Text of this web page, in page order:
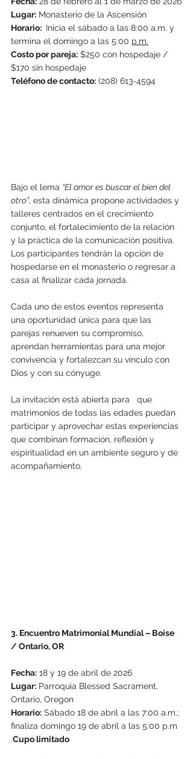
Lugar: Monasterio de la Ascensión
Horario: Inicia el sábado a las 8:00 a.m. y
termina el domingo a las 5:00 p.m.
Costo por pareja: $250 con hospedaje /
$170 sin hospedaje
Teléfono de contacto: (208) 613-4594
Bajo el lema “El amor es buscar el bien del
otro”, esta dinámica propone actividades y
talleres centrados en el crecimiento
conjunto, el fortalecimiento de la relación
y la práctica de la comunicación positiva.
Los participantes tendrán la opción de
hospedarse en el monasterio o regresar a
casa al finalizar cada jornada.
Cada uno de estos eventos representa
una oportunidad única para que las
parejas renueven su compromiso,
aprendan herramientas para una mejor
convivencia y fortalezcan su vínculo con
Dios y con su cónyuge.
La invitación está abierta para   que
matrimonios de todas las edades puedan
participar y aprovechar estas experiencias
que combinan formación, reflexión y
espiritualidad en un ambiente seguro y de
acompañamiento.
3. Encuentro Matrimonial Mundial – Boise
/ Ontario, OR
Fecha: 18 y 19 de abril de 2026
Lugar: Parroquia Blessed Sacrament,
Ontario, Oregon
Horario: Sábado 18 de abril a las 7:00 a.m.;
finaliza domingo 19 de abril a las 5:00 p.m
.Cupo limitado